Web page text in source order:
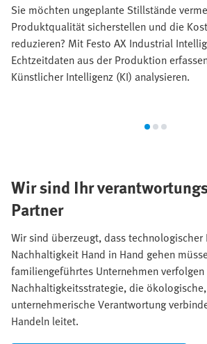
Sie möchten ungeplante Stillstände
Produktqualität sicherstellen und die
reduzieren? Mit Festo AX Industrial
Echtzeitdaten aus der Produktion
Künstlicher Intelligenz (KI) analysieren.
Wir sind Ihr
Partner
Wir sind überzeugt, dass
Nachhaltigkeit Hand in Hand gehen
familiengeführtes Unternehmen
Nachhaltigkeitsstrategie, die
unternehmerische Verantwortung
Handeln leitet.